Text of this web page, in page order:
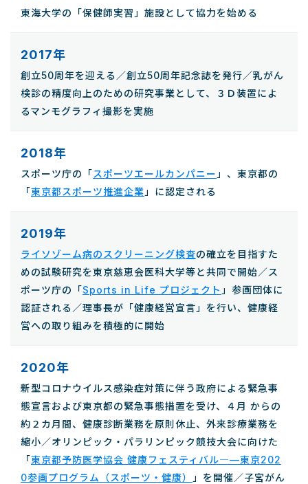
東海大学の「保健師実習」施設として協力を始める
2017年
創立50周年を迎える／創立50周年記念誌を発行／乳がん
検診の精度向上のための研究事業として、３Ｄ装置によ
るマンモグラフィ撮影を実施
2018年
スポーツ庁の「スポーツエールカンパニー 」、東京都の
「東京都スポーツ推進企業 」に認定される
2019年
ライソゾーム病のスクリーニング検査の確立を目指すた
めの試験研究を東京慈恵会医科大学等と共同で開始／ス
ポーツ庁の「Sports in Life プロジェクト 」参画団体に
認証される／理事長が「健康経営宣言」を行い、健康経
営への取り組みを積極的に開始
2020年
新型コロナウイルス感染症対策に伴う政府による緊急事
態宣言および東京都の緊急事態措置を受け、４月 からの
約２カ月間、健康診断業務を原則休止、外来診療業務を
縮小／オリンピック・パラリンピック競技大会に向けた
「東京都予防医学協会 健康フェスティバル―—東京202
0参画プログラム（スポーツ・健康）
」を開催／子宮がん